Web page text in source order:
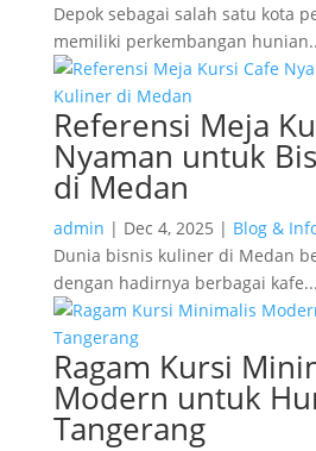
Depok sebagai salah satu kota
memiliki perkembangan
Referensi Meja
Nyaman untuk
di Medan
admin | Dec 4, 2025 | Blog &
Dunia bisnis kuliner di Medan
dengan hadirnya berbagai kafe...
Ragam Kursi
Modern untuk
Tangerang